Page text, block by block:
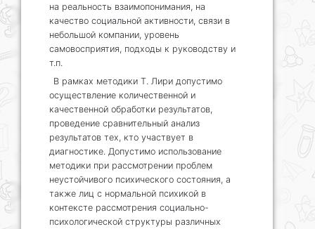
на реальность взаимопонимания, на
качество социальной активности, связи в
небольшой компании, уровень
самовосприятия, подходы к руководству и
т.п.
В рамках методики Т. Лири допустимо
осуществление количественной и
качественной обработки результатов,
проведение сравнительный анализ
результатов тех, кто участвует в
диагностике. Допустимо использование
методики при рассмотрении проблем
неустойчивого психического состояния, а
также лиц с нормальной психикой в
контексте рассмотрения социально-
психологической структуры различных